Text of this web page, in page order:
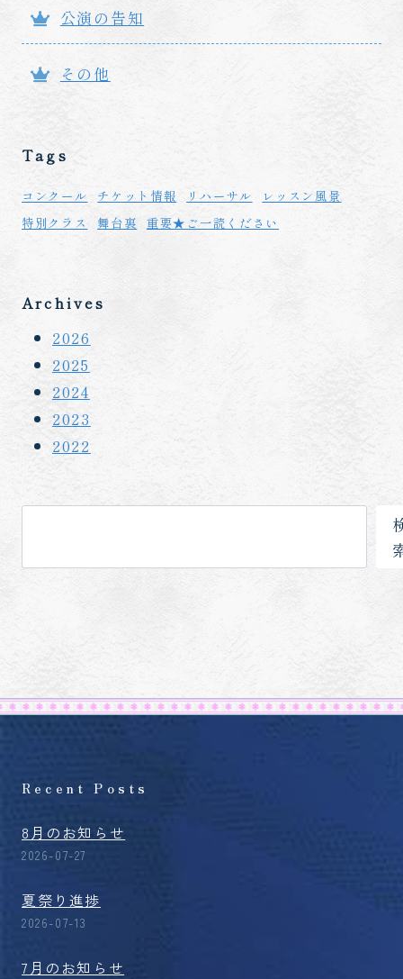
公演の告知
その他
Tags
コンクール チケット情報 リハーサル
レッスン風景
特別クラス
舞台裏 重要★ご一読ください
Archives
2026
2025
2024
2023
2022
Recent Posts
8月のお知らせ
2026-07-27
夏祭り進捗
2026-07-13
7月のお知らせ